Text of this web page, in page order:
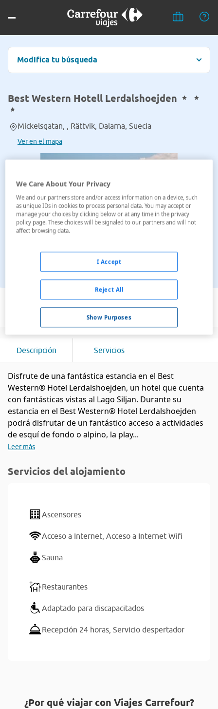
Modifica tu búsqueda
Best Western Hotell Lerdalshoejden
Mickelsgatan, , Rättvik, Dalarna, Suecia
Ver en el mapa
Ver en el mapa
Descripción Servicios
Disfrute de una fantástica estancia en el Best
Western® Hotel Lerdalshoejden, un hotel que cuenta
con fantásticas vistas al Lago Siljan. Durante su
estancia en el Best Western® Hotel Lerdalshoejden
podrá disfrutar de un fantástico acceso a actividades
de esquí de fondo o alpino, la play...
Leer más
Servicios del alojamiento
Ascensores
Acceso a Internet, Acceso a Internet Wifi
Sauna
Restaurantes
Adaptado para discapacitados
Recepción 24 horas, Servicio despertador
¿Por qué viajar con Viajes Carrefour?
We Care About Your Privacy
We and our partners store and/or access information on a device, such
as unique IDs in cookies to process personal data. You may accept or
manage your choices by clicking below or at any time in the privacy
policy page. These choices will be signaled to our partners and will not
affect browsing data.
Show Purposes
Reject All
I Accept